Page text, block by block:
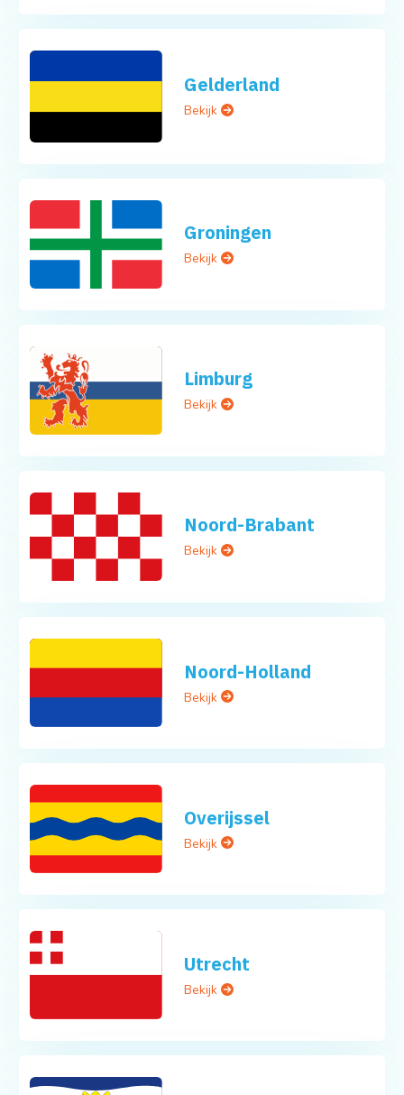
Gelderland
Bekijk
Groningen
Bekijk
Limburg
Bekijk
Noord-Brabant
Bekijk
Noord-Holland
Bekijk
Overijssel
Bekijk
Utrecht
Bekijk